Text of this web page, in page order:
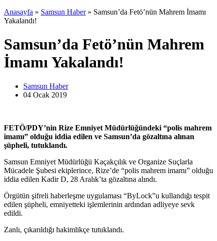
Anasayfa » Samsun Haber » Samsun’da Fetö’nün Mahrem İmamı
Yakalandı!
Samsun’da Fetö’nün Mahrem
İmamı Yakalandı!
Samsun Haber
04 Ocak 2019
FETÖ/PDY’nin Rize Emniyet Müdürlüğündeki “polis mahrem
imamı” olduğu iddia edilen ve Samsun’da gözaltına alınan
şüpheli, tutuklandı.
Samsun Emniyet Müdürlüğü Kaçakçılık ve Organize Suçlarla
Mücadele Şubesi ekiplerince, Rize’de “polis mahrem imamı” olduğu
iddia edilen Kadir D, 28 Aralık’ta gözaltına alındı.
Örgütün şifreli haberleşme uygulaması “ByLock”u kullandığı tespit
edilen şüpheli, emniyetteki işlemlerinin ardından adliyeye sevk
edildi.
Zanlı, çıkarıldığı hakimlikçe tutuklandı.